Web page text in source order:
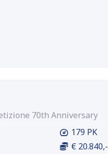
70th Anniversary
179 PK
€ 20.840,-